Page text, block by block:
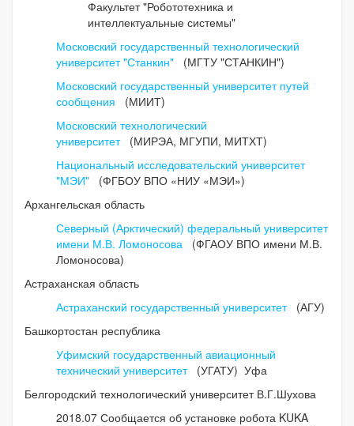
Факультет "Робототехника и
интеллектуальные системы"
Московский государственный технологический
университет "Станкин"
(МГТУ "СТАНКИН")
Московский государственный университет путей
сообщения
(МИИТ)
Московский технологический
университет (МИРЭА, МГУПИ, МИТХТ)
Национальный исследовательский университет
"МЭИ"
(ФГБОУ ВПО «НИУ «МЭИ»)
Архангельская область
Северный (Арктический) федеральный университет
имени М.В. Ломоносова
(ФГАОУ ВПО имени М.В.
Ломоносова)
Астраханская область
Астраханский государственный университет (АГУ)
Башкортостан республика
Уфимский государственный авиационный
технический университет (УГАТУ) Уфа
Белгородский технологический университет В.Г.Шухова
2018.07 Сообщается об установке робота KUKA